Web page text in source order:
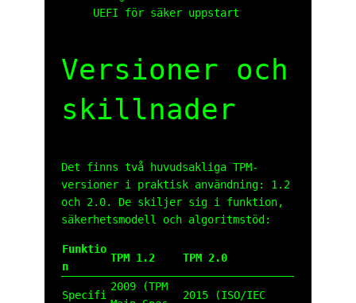
UEFI för säker uppstart
Versioner och
skillnader
Det finns två huvudsakliga TPM-
versioner i praktisk användning: 1.2
och 2.0. De skiljer sig i funktion,
säkerhetsmodell och algoritmstöd:
Funktio
n
TPM 1.2 TPM 2.0
Specifi
2009 (TPM
2015 (ISO/IEC